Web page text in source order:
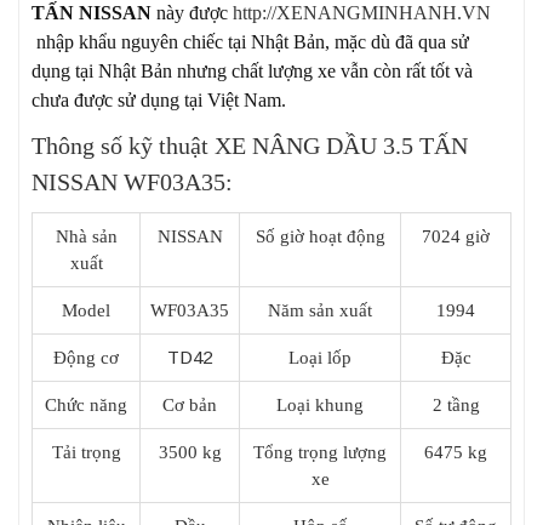
TẤN NISSAN này được http://XENANGMINHANH.VN
nhập khẩu nguyên chiếc tại Nhật Bản, mặc dù đã qua sử
dụng tại Nhật Bản nhưng chất lượng xe vẫn còn rất tốt và
chưa được sử dụng tại Việt Nam.
Thông số kỹ thuật XE NÂNG DẦU 3.5 TẤN
NISSAN WF03A35:
Nhà sản
xuất
NISSAN Số giờ hoạt động 7024 giờ
Model WF03A35 Năm sản xuất 1994
Động cơ TD42 Loại lốp Đặc
Chức năng Cơ bản Loại khung 2 tầng
Tải trọng 3500 kg
Tổng trọng lượng
xe
6475 kg